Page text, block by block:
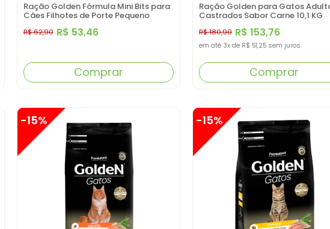
Ração Golden Fórmula Mini Bits para
Cães Filhotes de Porte Pequeno
R$ 53,46
R$ 62,90
Comprar
Ração Golden para Gatos
Castrados Sabor Carne 10,1 KG
R$ 153,76
R$ 180,90
em até 3x de R$ 51,25 sem juros
Comprar
-15% -15%